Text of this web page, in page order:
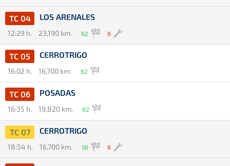
TC 04 LOS ARENALES
12:29 h. 23,190 km. 62 6
TC 05 CERROTRIGO
16:02 h. 16,700 km. 62
TC 06 POSADAS
16:35 h. 19,820 km. 62
TC 07 CERROTRIGO
18:54 h. 16,700 km. 56 6